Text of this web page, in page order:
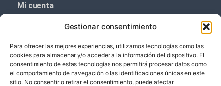
Gestionar consentimiento
Para ofrecer las mejores experiencias, utilizamos tecnologías como las
cookies para almacenar y/o acceder a la información del dispositivo. El
consentimiento de estas tecnologías nos permitirá procesar datos como
el comportamiento de navegación o las identificaciones únicas en este
sitio. No consentir o retirar el consentimiento, puede afectar
Mi cuenta
Política de cookies (UE)
Boletín de noticias